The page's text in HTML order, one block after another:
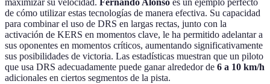
maximizar su velocidad. Fernando Alonso es un ejemplo perfecto
de cómo utilizar estas tecnologías de manera efectiva. Su capacidad
para combinar el uso de DRS en largas rectas, junto con la
activación de KERS en momentos clave, le ha permitido adelantar a
sus oponentes en momentos críticos, aumentando significativamente
sus posibilidades de victoria. Las estadísticas muestran que un piloto
que usa DRS adecuadamente puede ganar alrededor de 6 a 10 km/h
adicionales en ciertos segmentos de la pista.